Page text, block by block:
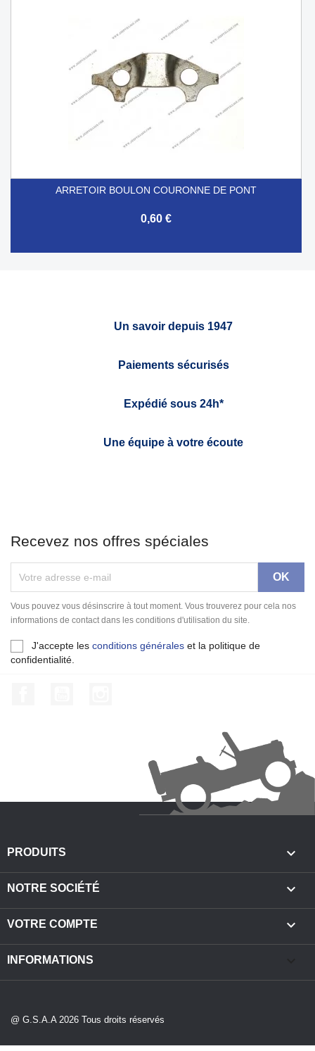
ARRETOIR BOULON COURONNE DE PONT
0,60 €
Un savoir depuis 1947
Paiements sécurisés
Expédié sous 24h*
Une équipe à votre écoute
Recevez nos offres spéciales
Vous pouvez vous désinscrire à tout moment. Vous trouverez pour cela nos
informations de contact dans les conditions d'utilisation du site.
J'accepte les conditions générales et la politique de
confidentialité.
PRODUITS 
NOTRE SOCIÉTÉ 
VOTRE COMPTE 
INFORMATIONS
@ G.S.A.A 2026 Tous droits réservés